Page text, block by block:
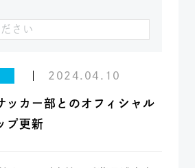
2024.04.10
ッカー部とのオフィシャル
プ更新